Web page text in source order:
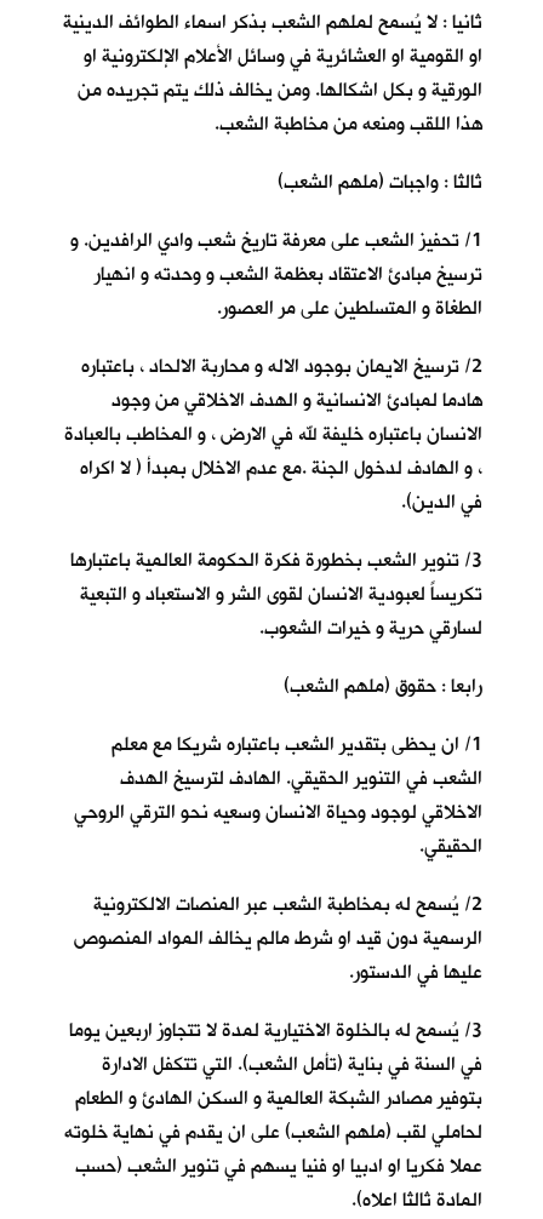
ثانيا : لا يُسمح لملهم الشعب بذكر اسماء الطوائف الدينية
او القومية او العشائرية في وسائل الأعلام الإلكترونية او
الورقية و بكل اشكالها. ومن يخالف ذلك يتم تجريده من
هذا اللقب ومنعه من مخاطبة الشعب.
ثالثا : واجبات (ملهم الشعب)
1/ تحفيز الشعب على معرفة تاريخ شعب وادي الرافدين. و
ترسيخ مبادئ الاعتقاد بعظمة الشعب و وحدته و انهيار
الطغاة و المتسلطين على مر العصور.
2/ ترسيخ الايمان بوجود الاله و محاربة الالحاد ، باعتباره
هادما لمبادئ الانسانية و الهدف الاخلاقي من وجود
الانسان باعتباره خليفة لله في الارض ، و المخاطب بالعبادة
، و الهادف لدخول الجنة .مع عدم الاخلال بمبدأ ( لا اكراه
في الدين).
3/ تنوير الشعب بخطورة فكرة الحكومة العالمية باعتبارها
تكريساً لعبودية الانسان لقوى الشر و الاستعباد و التبعية
لسارقي حرية و خيرات الشعوب.
رابعا : حقوق (ملهم الشعب)
1/ ان يحظى بتقدير الشعب باعتباره شريكا مع معلم
الشعب في التنوير الحقيقي. الهادف لترسيخ الهدف
الاخلاقي لوجود وحياة الانسان وسعيه نحو الترقي الروحي
الحقيقي.
2/ يُسمح له بمخاطبة الشعب عبر المنصات الالكترونية
الرسمية دون قيد او شرط مالم يخالف المواد المنصوص
عليها في الدستور.
3/ يُسمح له بالخلوة الاختيارية لمدة لا تتجاوز اربعين يوما
في السنة في بناية (تأمل الشعب). التي تتكفل الادارة
بتوفير مصادر الشبكة العالمية و السكن الهادئ و الطعام
لحاملي لقب (ملهم الشعب) على ان يقدم في نهاية خلوته
عملا فكريا او ادبيا او فنيا يسهم في تنوير الشعب (حسب
المادة ثالثا اعلاه).